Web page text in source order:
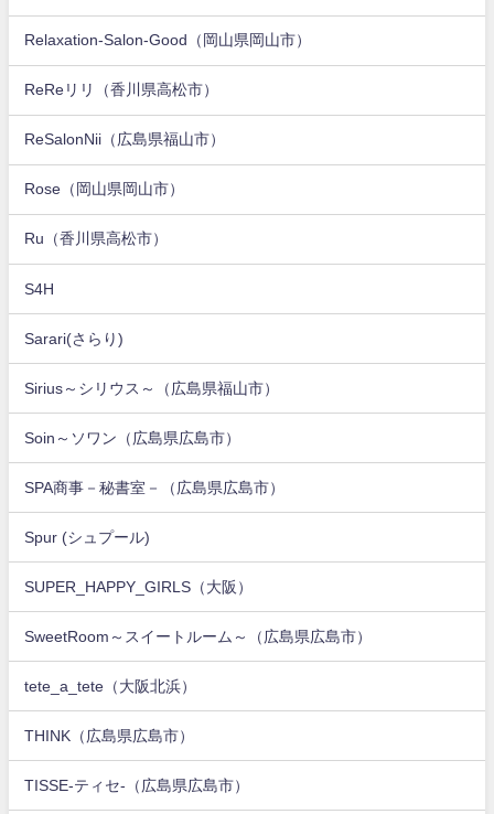
Relaxation-Salon-Good（岡山県岡山市）
ReReリリ（香川県高松市）
ReSalonNii（広島県福山市）
Rose（岡山県岡山市）
Ru（香川県高松市）
S4H
Sarari(さらり)
Sirius～シリウス～（広島県福山市）
Soin～ソワン（広島県広島市）
SPA商事－秘書室－（広島県広島市）
Spur (シュプール)
SUPER_HAPPY_GIRLS（大阪）
SweetRoom～スイートルーム～（広島県広島市）
tete_a_tete（大阪北浜）
THINK（広島県広島市）
TISSE-ティセ-（広島県広島市）